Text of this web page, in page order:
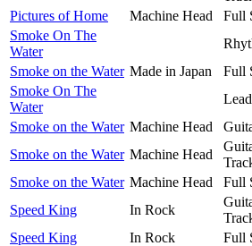
Pictures of Home
Machine Head
Full
Smoke On The
Water
Smoke on the Water Made in Japan
Full
Smoke On The
Water
Smoke on the Water Machine Head
Smoke on the Water Machine Head
Smoke on the Water Machine Head
Full
Speed King
In Rock
Speed King
In Rock Full